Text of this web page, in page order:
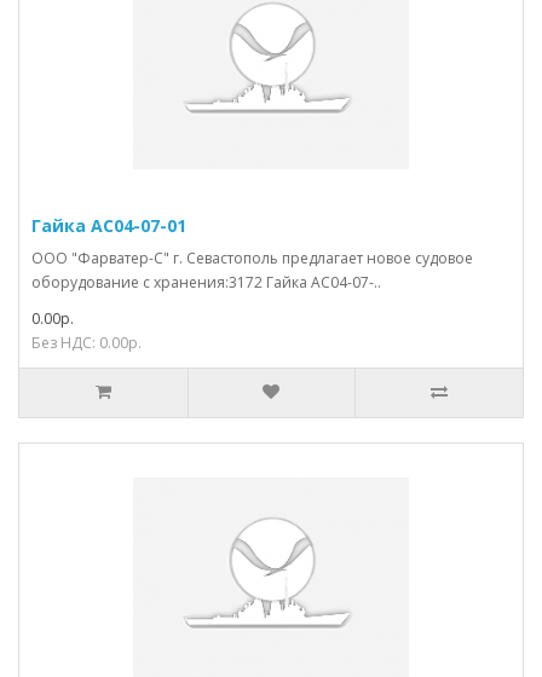
Гайка АС04-07-01
ООО "Фарватер-С" г. Севастополь предлагает новое судовое
оборудование с хранения:3172 Гайка АС04-07-..
0.00р.
Без НДС: 0.00р.